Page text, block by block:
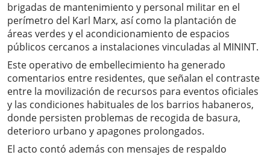
brigadas de mantenimiento y personal militar en el
perímetro del Karl Marx, así como la plantación de
áreas verdes y el acondicionamiento de espacios
públicos cercanos a instalaciones vinculadas al MININT.
Este operativo de embellecimiento ha generado
comentarios entre residentes, que señalan el contraste
entre la movilización de recursos para eventos oficiales
y las condiciones habituales de los barrios habaneros,
donde persisten problemas de recogida de basura,
deterioro urbano y apagones prolongados.
El acto contó además con mensajes de respaldo